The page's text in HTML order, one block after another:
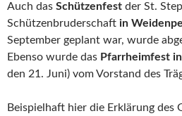
Auch das Schützenfest der St.
Schützenbruderschaft in
September geplant war, wurde
Ebenso wurde das Pfarrheimfest
den 21. Juni) vom Vorstand des
Beispielhaft hier die Erklärung des